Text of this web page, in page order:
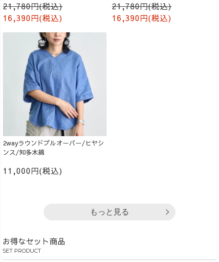
21,780円(税込)
16,390円(税込)
21,780円(税込)
16,390円(税込)
2wayラウンドプルオーバー/ヒヤシ
ンス/知多木綿
11,000円(税込)
もっと見る
お得なセット商品
SET PRODUCT